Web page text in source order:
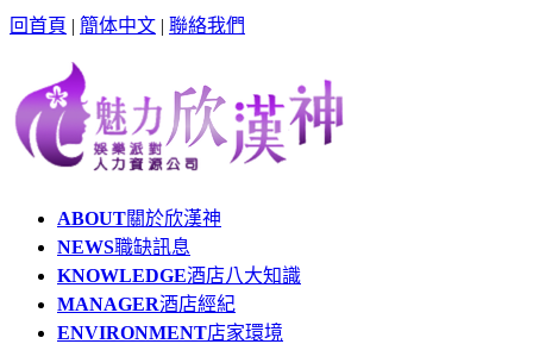
回首頁 | 簡体中文 | 聯絡我們
ABOUT關於欣漢神
NEWS職缺訊息
KNOWLEDGE酒店八大知識
MANAGER酒店經紀
ENVIRONMENT店家環境